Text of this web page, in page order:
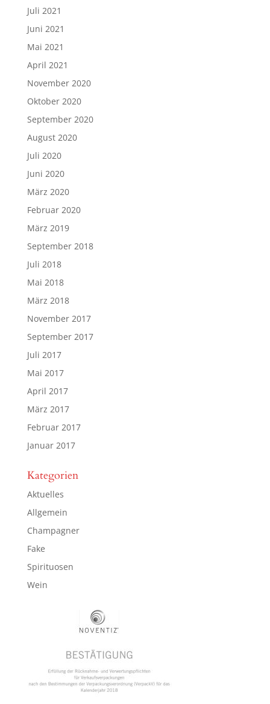
Juli 2021
Juni 2021
Mai 2021
April 2021
November 2020
Oktober 2020
September 2020
August 2020
Juli 2020
Juni 2020
März 2020
Februar 2020
März 2019
September 2018
Juli 2018
Mai 2018
März 2018
November 2017
September 2017
Juli 2017
Mai 2017
April 2017
März 2017
Februar 2017
Januar 2017
Kategorien
Aktuelles
Allgemein
Champagner
Fake
Spirituosen
Wein